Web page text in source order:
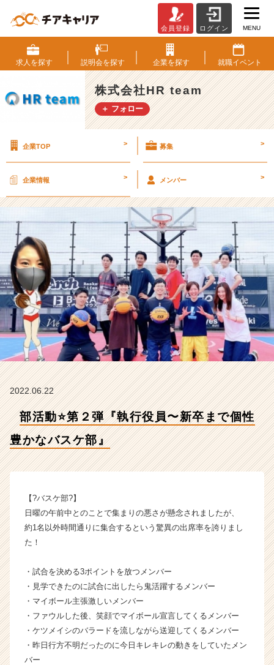
活
動
⭐️
第
２
弾
員〜
ま
個
豊
か
な
バ
ス
ケ
部』
【株
式
t
a
の
ム
ラ
イ
ベ
ン
チ
ャ
成
長
会員登録 ログイン MENU
求人を探す 説明会を探す 企業を探す 就職イベント
株式会社HR team
＋ フォロー
企業TOP > 募集 >
企業情報 > メンバー >
2022.06.22
部活動⭐️第２弾『執行役員〜新卒まで個性
豊かなバスケ部』
【?バスケ部?】
日曜の午前中とのことで集まりの悪さが懸念されましたが、
約1名以外時間通りに集合するという驚異の出席率を誇りまし
た！
・試合を決める3ポイントを放つメンバー
・見学できたのに試合に出したら鬼活躍するメンバー
・マイボール主張激しいメンバー
・ファウルした後、笑顔でマイボール宣言してくるメンバー
・ケツメイシのバラードを流しながら送迎してくるメンバー
・昨日行方不明だったのに今日キレキレの動きをしていたメン
バー